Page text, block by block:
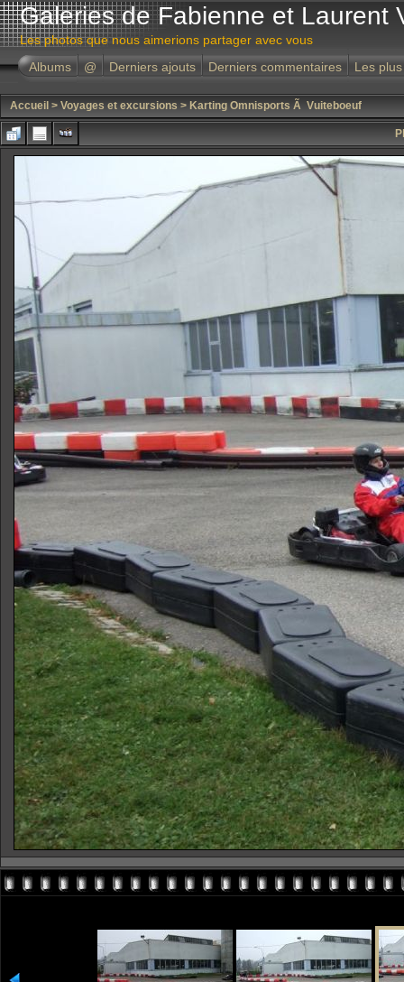
Galeries de Fabienne et Laurent
Les photos que nous aimerions partager avec vous
Albums
@ Derniers ajouts Derniers commentaires Les
Accueil > Voyages et excursions > Karting Omnisports Ã Vuiteboeuf